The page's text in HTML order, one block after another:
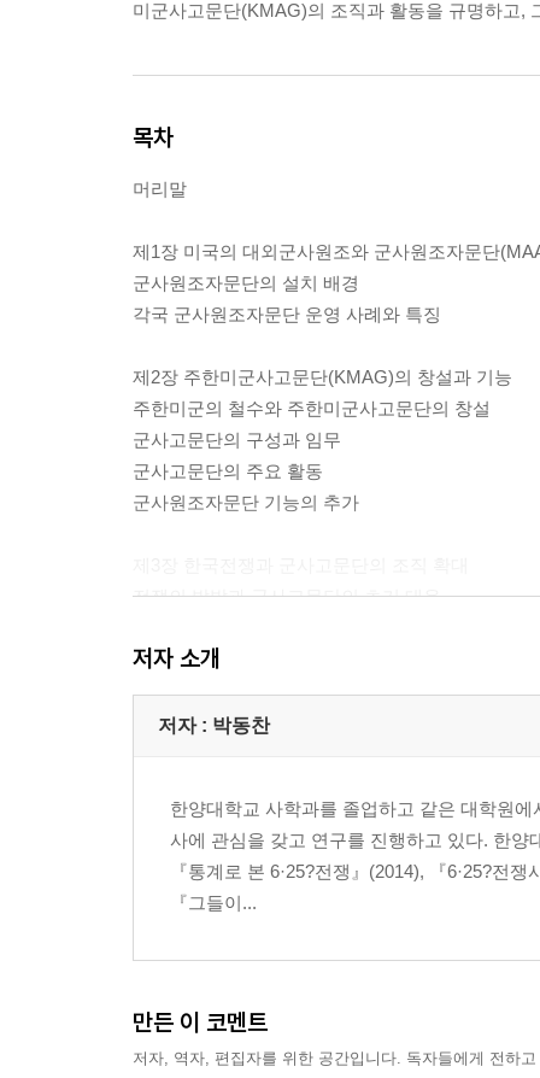
미군사고문단(KMAG)의 조직과 활동을 규명하고,
목차
머리말
제1장 미국의 대외군사원조와 군사원조자문단
군사원조자문단의 설치 배경
각국 군사원조자문단 운영 사례와 특징
제2장 주한미군사고문단(KMAG)의 창설과 기능
주한미군의 철수와 주한미군사고문단의 창설
군사고문단의 구성과 임무
군사고문단의 주요 활동
군사원조자문단 기능의 추가
전쟁의 발발과 군사고문단의 초기 대응
중공군의 개입과 군사고문단의 전시편성
제4장 전시 군사고문단의 활동과 전후 합동군사원
주한미합동군사원조단(JUSMAG-K)의 창설
맺음말
부록
저자 소개
저자 : 박동찬
한양대학교 사학과를 졸업하고 같은 대학원
사에 관심을 갖고 연구를 진행하고 있다. 한
『통계로 본 6·25?전쟁』(2014), 『6·25?전
『그들이...
만든 이 코멘트
저자, 역자, 편집자를 위한 공간입니다. 독자들에게 전하